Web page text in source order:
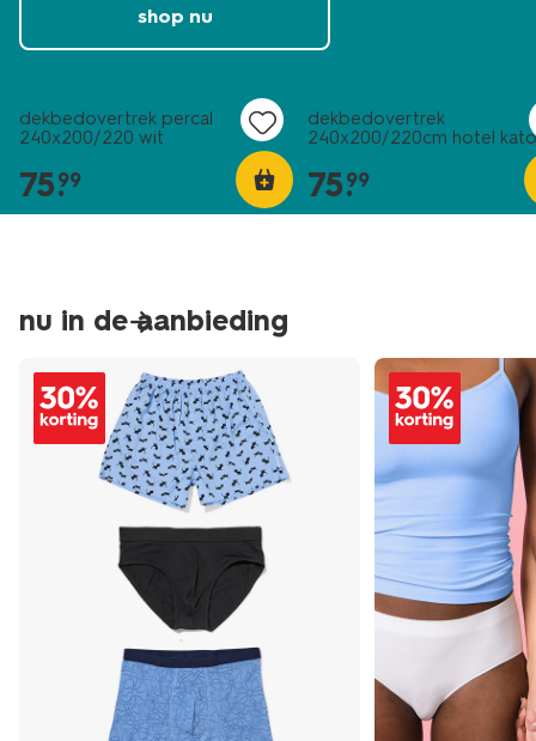
shop nu
dekbedovertrek percal
240x200/220 wit
75.
99
30% korting
dekbedovertrek
240x200/220cm hotel
75.
99
nu in de aanbieding